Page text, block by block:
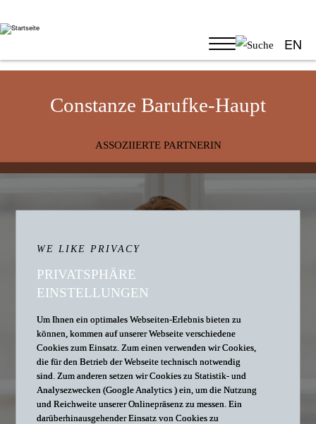
EN
Constanze Barufke-Haupt
ASSOZIIERTE PARTNERIN
WE LIKE PRIVACY
PRIVATSPHÄRE
EINSTELLUNGEN
Um Ihnen ein optimales Webseiten-Erlebnis bieten zu
können, kommen auf unserer Webseite verschiedene
Cookies zum Einsatz. Zum einen verwenden wir Cookies,
die für den Betrieb der Webseite technisch notwendig
sind. Zum anderen setzen wir Cookies zu Statistik- und
Analysezwecken (Google Analytics ) ein, um die Nutzung
und Reichweite unserer Onlinepräsenz zu messen. Ein
darüberhinausgehender Einsatz von Cookies zu